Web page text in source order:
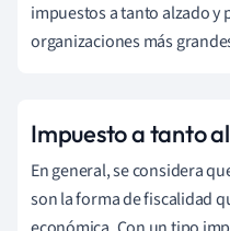
impuestos a tanto alzado y
organizaciones más
Impuesto a tanto
En general, se considera
son la forma de fiscalidad